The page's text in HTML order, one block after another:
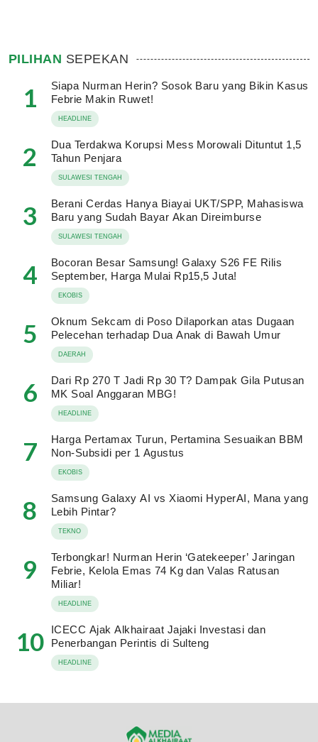
PILIHAN SEPEKAN
1
Siapa Nurman Herin? Sosok Baru yang Bikin Kasus
Febrie Makin Ruwet!
HEADLINE
2
Dua Terdakwa Korupsi Mess Morowali Dituntut 1,5
Tahun Penjara
SULAWESI TENGAH
3
Berani Cerdas Hanya Biayai UKT/SPP, Mahasiswa
Baru yang Sudah Bayar Akan Direimburse
SULAWESI TENGAH
4
Bocoran Besar Samsung! Galaxy S26 FE Rilis
September, Harga Mulai Rp15,5 Juta!
EKOBIS
5
Oknum Sekcam di Poso Dilaporkan atas Dugaan
Pelecehan terhadap Dua Anak di Bawah Umur
DAERAH
6
Dari Rp 270 T Jadi Rp 30 T? Dampak Gila Putusan
MK Soal Anggaran MBG!
HEADLINE
7
Harga Pertamax Turun, Pertamina Sesuaikan BBM
Non-Subsidi per 1 Agustus
EKOBIS
8
Samsung Galaxy AI vs Xiaomi HyperAI, Mana yang
Lebih Pintar?
TEKNO
9
Terbongkar! Nurman Herin ‘Gatekeeper’ Jaringan
Febrie, Kelola Emas 74 Kg dan Valas Ratusan
Miliar!
HEADLINE
10
ICECC Ajak Alkhairaat Jajaki Investasi dan
Penerbangan Perintis di Sulteng
HEADLINE